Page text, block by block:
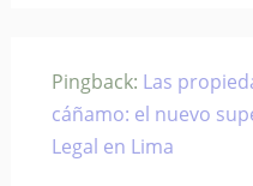
Pingback: Las
cáñamo: el nuevo
Legal en Lima